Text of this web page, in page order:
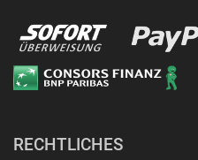
RECHTLICHES